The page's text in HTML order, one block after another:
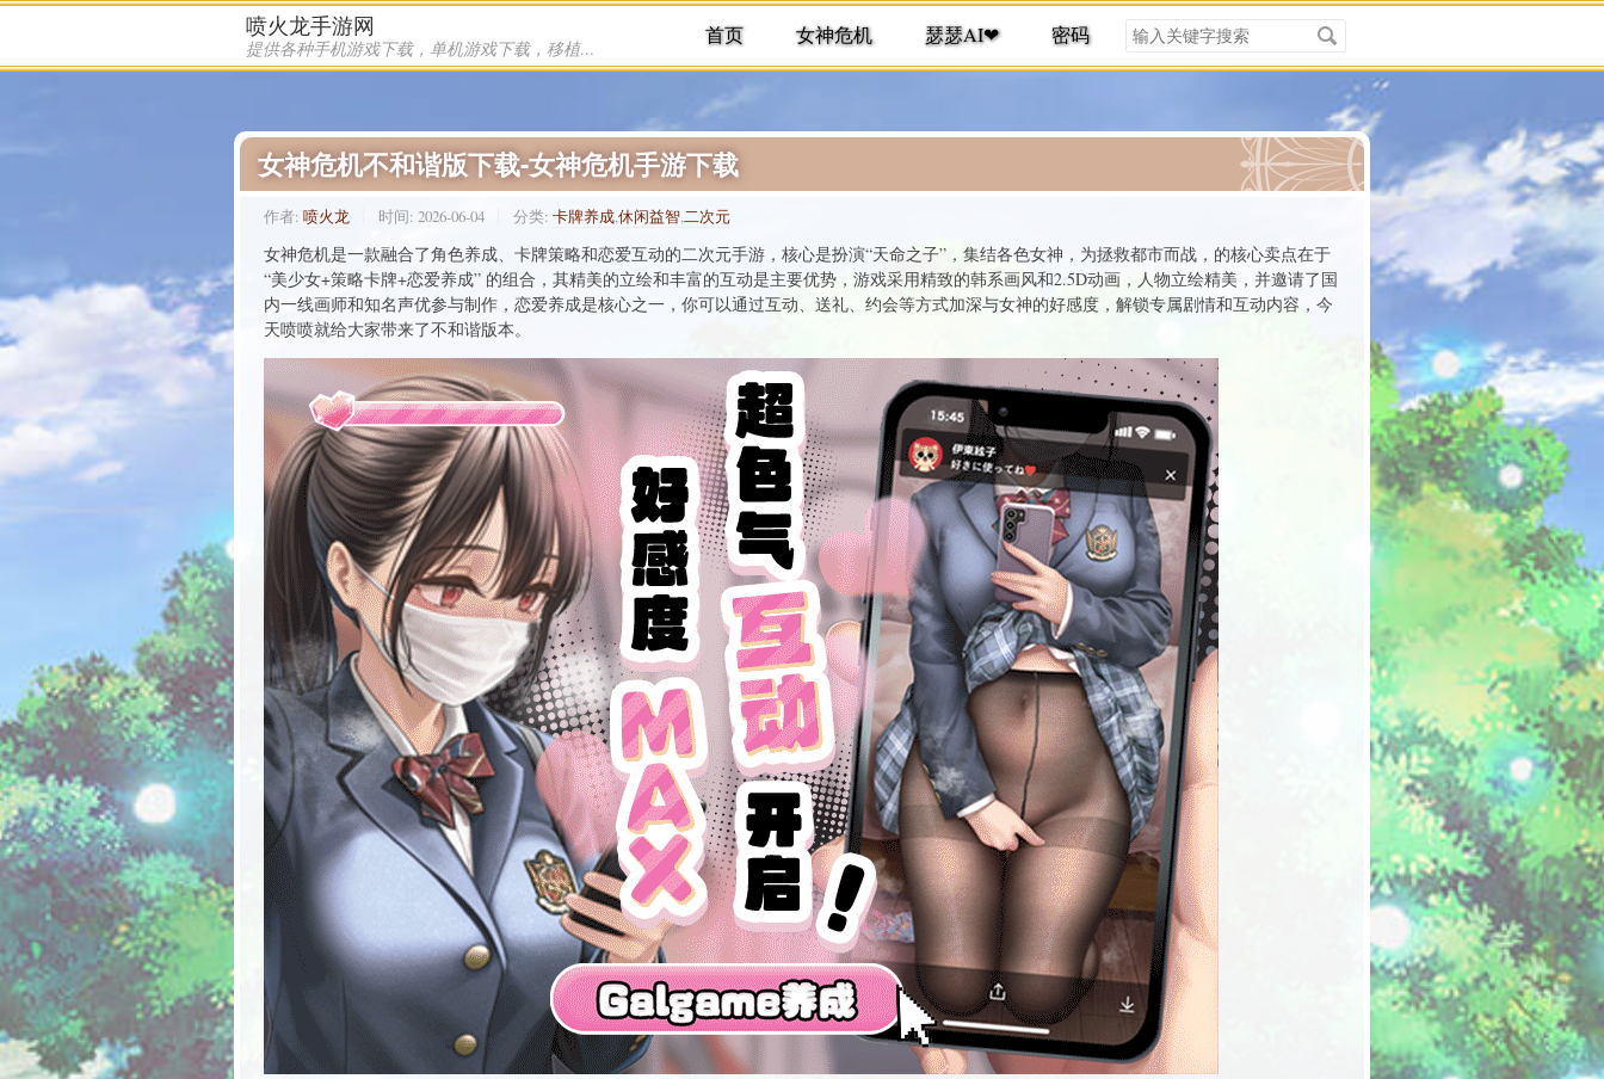
喷火龙手游网
提供各种手机游戏下载，单机游戏下载，移植游戏下载
首页 女神危机 瑟瑟AI❤ 密码
搜
索
关
女神危机不和谐版下载-女神危机手游下载
作者: 喷火龙 时间: 2026-06-04 分类: 卡牌养成,休闲益智,二次元
女神危机是一款融合了角色养成、卡牌策略和恋爱互动的二次元手游，核心是扮演“天命之子”，集结各色女神，为拯救都市而战，的核心卖点在于
“美少女+策略卡牌+恋爱养成” 的组合，其精美的立绘和丰富的互动是主要优势，游戏采用精致的韩系画风和2.5D动画，人物立绘精美，并邀请了国
内一线画师和知名声优参与制作，恋爱养成是核心之一，你可以通过互动、送礼、约会等方式加深与女神的好感度，解锁专属剧情和互动内容，今
天喷喷就给大家带来了不和谐版本。